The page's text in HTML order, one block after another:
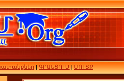
|ԳՐԱՆՑՈՒՄ|ՄՈՒՏՔ